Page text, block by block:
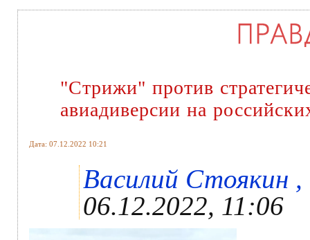
"Стрижи" против
авиадиверсии на
Дата: 07.12.2022 10:21
Василий Стоякин
06.12.2022, 11:06